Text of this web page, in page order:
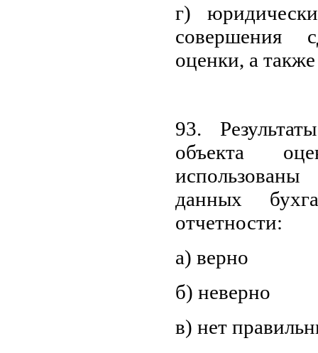
г)
совершения
оценки, а
93.
объекта
данных
отчетности:
а) верно
б) неверно
в) нет